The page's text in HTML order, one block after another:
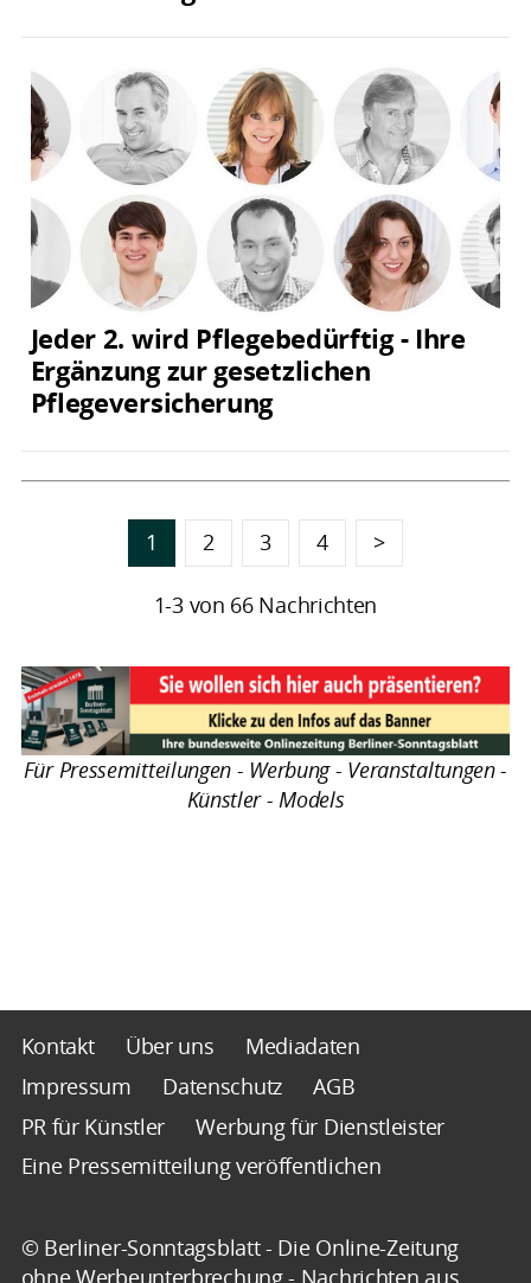
Jeder 2. wird Pflegebedürftig - Ihre
Ergänzung zur gesetzlichen
Pflegeversicherung
1 2 3 4 >
1-3 von 66 Nachrichten
Für Pressemitteilungen - Werbung - Veranstaltungen -
Künstler - Models
Kontakt Über uns
Mediadaten
Impressum
Datenschutz
AGB
PR für Künstler
Werbung für Dienstleister
Eine Pressemitteilung veröffentlichen
© Berliner-Sonntagsblatt - Die Online-Zeitung